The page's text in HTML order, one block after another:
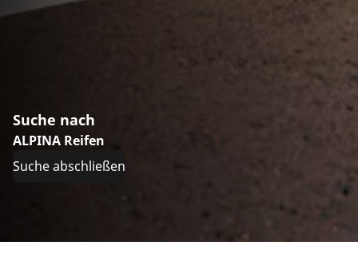
Suche nach
ALPINA Reifen
Suche abschließen